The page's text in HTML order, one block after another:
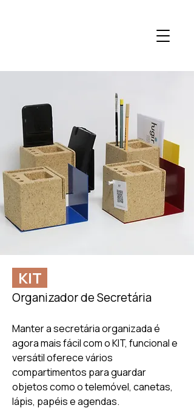
KIT
Organizador de Secretária
Manter a secretária organizada é
agora mais fácil com o KIT, funcional e
versátil oferece vários
compartimentos para guardar
objetos como o telemóvel, canetas,
lápis, papéis e agendas.